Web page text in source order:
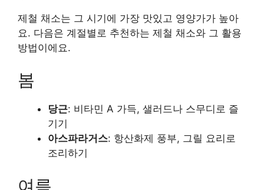
제철 채소는 그 시기에 가장 맛있고 영양가가 높아
요. 다음은 계절별로 추천하는 제철 채소와 그 활용
방법이에요.
봄
당근: 비타민 A 가득, 샐러드나 스무디로 즐
기기
아스파라거스: 항산화제 풍부, 그릴 요리로
조리하기
여름